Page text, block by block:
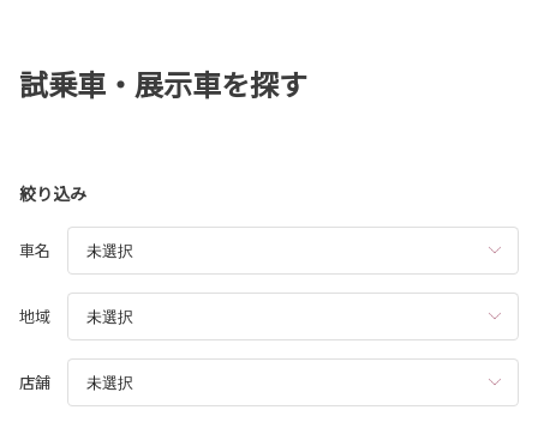
試乗車・展示車を探す
絞り込み
車名
地域
店舗